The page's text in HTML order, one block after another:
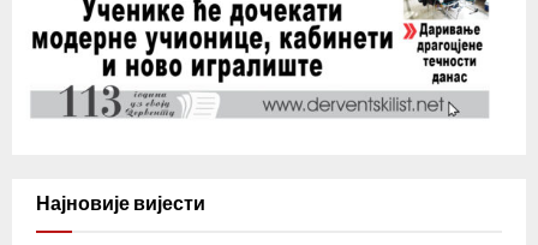
Најновије вијести